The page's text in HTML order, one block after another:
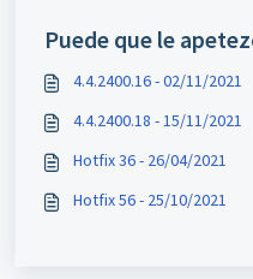
Puede que le
4.4.2400.16 - 02/11/2021
4.4.2400.18 - 15/11/2021
Hotfix 36 - 26/04/2021
Hotfix 56 - 25/10/2021